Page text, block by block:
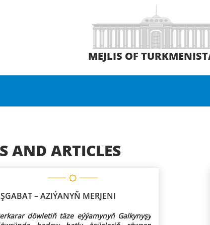
MEJLIS OF
AND ARTICLES
– AZIÝANYŇ MERJENI
döwletiň täze eýýamynyň Galkynyşy